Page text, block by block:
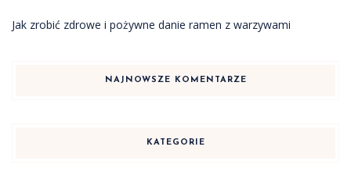
Jak zrobić zdrowe i pożywne danie ramen z warzywami
NAJNOWSZE KOMENTARZE
KATEGORIE